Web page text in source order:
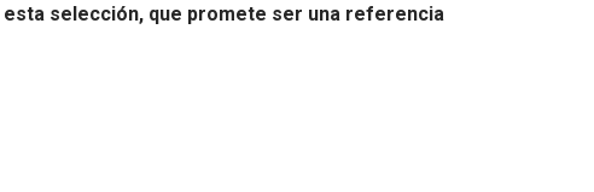
selección, que promete ser una referencia